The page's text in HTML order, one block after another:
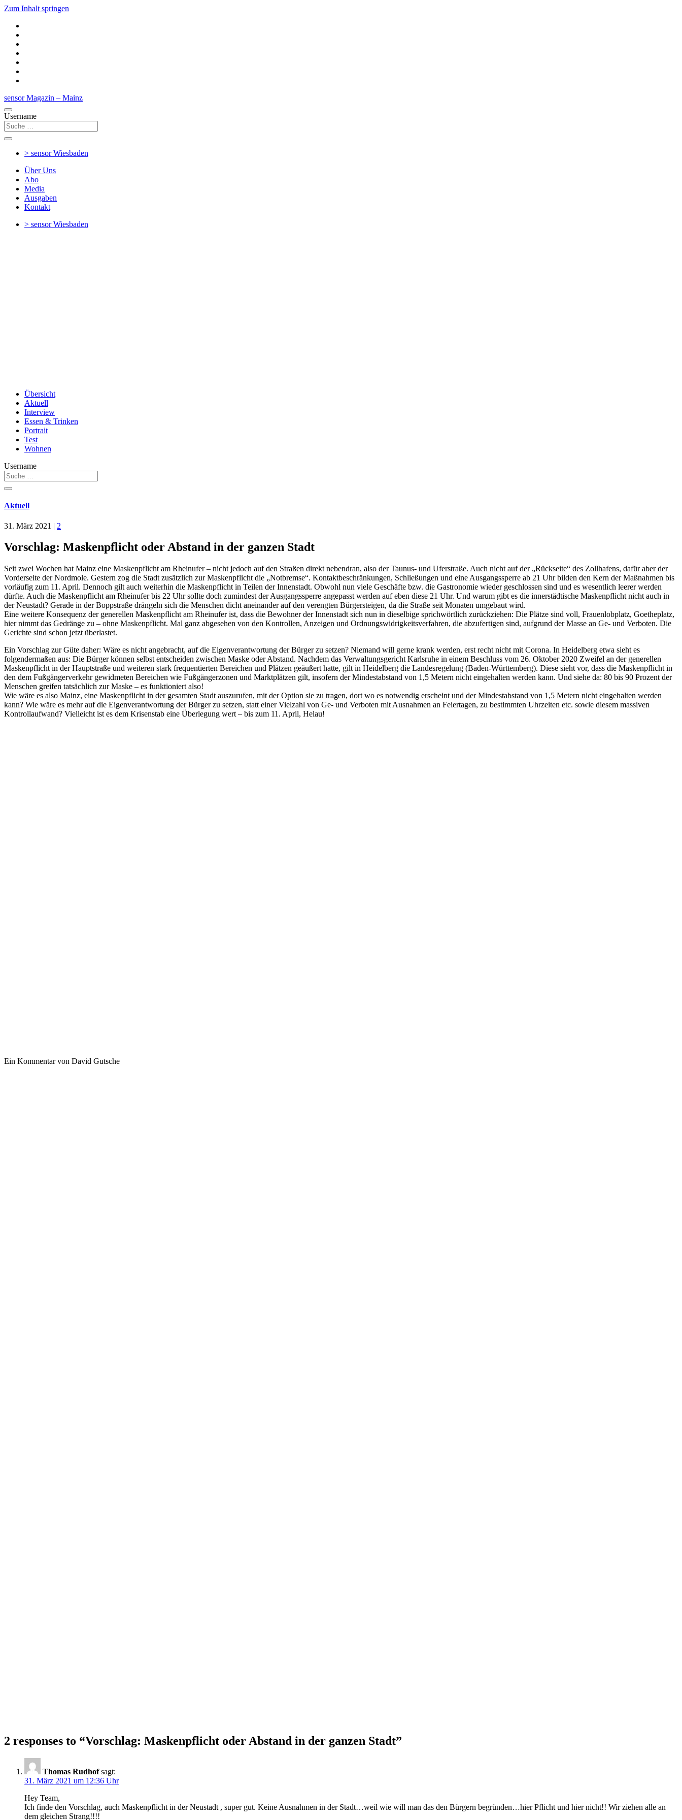
Zum Inhalt springen
sensor Magazin – Mainz
Username
> sensorWiesbaden
Über Uns
Abo
Media
Ausgaben
Kontakt
> sensorWiesbaden
Übersicht
Aktuell
Interview
Essen & Trinken
Portrait
Test
Wohnen
Username
Aktuell
31. März 2021 | 2
Vorschlag: Maskenpflicht oder Abstand in der ganzen Stadt
Seit zwei Wochen hat Mainz eine Maskenpflicht am Rheinufer – nicht jedoch auf den Straßen direkt nebendran, also der Taunus- und Uferstraße. Auch nicht auf der „Rückseite“ des Zollhafens, dafür aber der
Vorderseite der Nordmole. Gestern zog die Stadt zusätzlich zur Maskenpflicht die „Notbremse“. Kontaktbeschränkungen, Schließungen und eine Ausgangssperre ab 21 Uhr bilden den Kern der Maßnahmen bis
vorläufig zum 11. April. Dennoch gilt auch weiterhin die Maskenpflicht in Teilen der Innenstadt. Obwohl nun viele Geschäfte bzw. die Gastronomie wieder geschlossen sind und es wesentlich leerer werden
dürfte. Auch die Maskenpflicht am Rheinufer bis 22 Uhr sollte doch zumindest der Ausgangssperre angepasst werden auf eben diese 21 Uhr. Und warum gibt es die innerstädtische Maskenpflicht nicht auch in
der Neustadt? Gerade in der Boppstraße drängeln sich die Menschen dicht aneinander auf den verengten Bürgersteigen, da die Straße seit Monaten umgebaut wird.
Eine weitere Konsequenz der generellen Maskenpflicht am Rheinufer ist, dass die Bewohner der Innenstadt sich nun in dieselbige sprichwörtlich zurückziehen: Die Plätze sind voll, Frauenlobplatz, Goetheplatz,
hier nimmt das Gedränge zu – ohne Maskenpflicht. Mal ganz abgesehen von den Kontrollen, Anzeigen und Ordnungswidrigkeitsverfahren, die abzufertigen sind, aufgrund der Masse an Ge- und Verboten. Die
Gerichte sind schon jetzt überlastet.
Ein Vorschlag zur Güte daher: Wäre es nicht angebracht, auf die Eigenverantwortung der Bürger zu setzen? Niemand will gerne krank werden, erst recht nicht mit Corona. In Heidelberg etwa sieht es
folgendermaßen aus: Die Bürger können selbst entscheiden zwischen Maske oder Abstand. Nachdem das Verwaltungsgericht Karlsruhe in einem Beschluss vom 26. Oktober 2020 Zweifel an der generellen
Maskenpflicht in der Hauptstraße und weiteren stark frequentierten Bereichen und Plätzen geäußert hatte, gilt in Heidelberg die Landesregelung (Baden-Württemberg). Diese sieht vor, dass die Maskenpflicht in
den dem Fußgängerverkehr gewidmeten Bereichen wie Fußgängerzonen und Marktplätzen gilt, insofern der Mindestabstand von 1,5 Metern nicht eingehalten werden kann. Und siehe da: 80 bis 90 Prozent der
Menschen greifen tatsächlich zur Maske – es funktioniert also!
Wie wäre es also Mainz, eine Maskenpflicht in der gesamten Stadt auszurufen, mit der Option sie zu tragen, dort wo es notwendig erscheint und der Mindestabstand von 1,5 Metern nicht eingehalten werden
kann? Wie wäre es mehr auf die Eigenverantwortung der Bürger zu setzen, statt einer Vielzahl von Ge- und Verboten mit Ausnahmen an Feiertagen, zu bestimmten Uhrzeiten etc. sowie diesem massiven
Kontrollaufwand? Vielleicht ist es dem Krisenstab eine Überlegung wert – bis zum 11. April, Helau!
Ein Kommentar von David Gutsche
2 responses to “Vorschlag: Maskenpflicht oder Abstand in der ganzen Stadt”
Thomas Rudhof sagt:
31. März 2021 um 12:36 Uhr
Hey Team,
Ich finde den Vorschlag, auch Maskenpflicht in der Neustadt , super gut. Keine Ausnahmen in der Stadt…weil wie will man das den Bürgern begründen…hier Pflicht und hier nicht!! Wir ziehen alle an
dem gleichen Strang!!!!